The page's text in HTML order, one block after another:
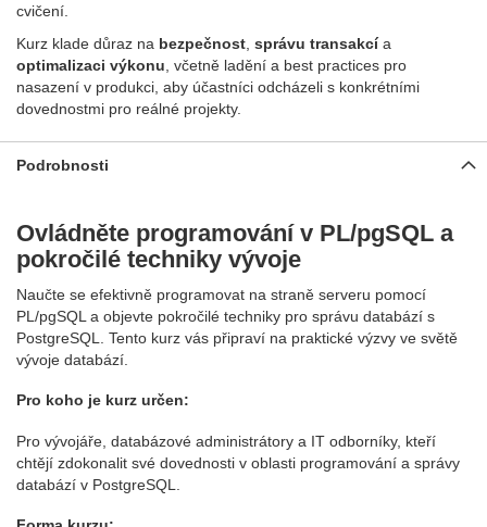
cvičení.
Kurz klade důraz na bezpečnost správu transakcía
optimalizaci výkonu , včetně ladění a best practices pro
nasazení v produkci, aby účastníci odcházeli s konkrétními
dovednostmi pro reálné projekty.
Podrobnosti
Ovládněte programování v PL/pgSQL a
pokročilé techniky vývoje
Naučte se efektivně programovat na straně serveru pomocí
PL/pgSQL a objevte pokročilé techniky pro správu databází s
PostgreSQL. Tento kurz vás připraví na praktické výzvy ve světě
vývoje databází.
Pro koho je kurz určen:
Pro vývojáře, databázové administrátory a IT odborníky, kteří
chtějí zdokonalit své dovednosti v oblasti programování a správy
databází v PostgreSQL.